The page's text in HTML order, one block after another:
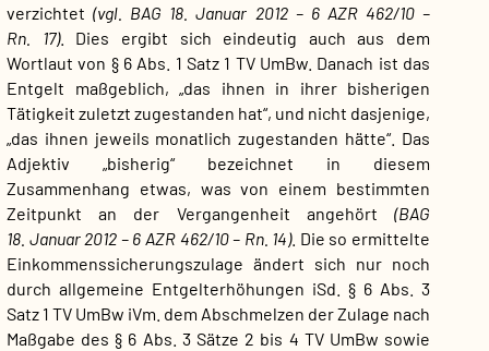
verzichtet (vgl. BAG 18. Januar 2012 – 6 AZR 462/10 –
Rn. 17). Dies ergibt sich eindeutig auch aus dem
Wortlaut von § 6 Abs. 1 Satz 1 TV UmBw. Danach ist das
Entgelt maßgeblich, „das ihnen in ihrer bisherigen
Tätigkeit zuletzt zugestanden hat“, und nicht dasjenige,
„das ihnen jeweils monatlich zugestanden hätte“. Das
Adjektiv „bisherig“ bezeichnet in diesem
Zusammenhang etwas, was von einem bestimmten
Zeitpunkt an der Vergangenheit angehört
(BAG
18. Januar 2012 – 6 AZR 462/10 – Rn. 14). Die so ermittelte
Einkommenssicherungszulage ändert sich nur noch
durch allgemeine Entgelterhöhungen iSd. § 6 Abs. 3
Satz 1 TV UmBw iVm. dem Abschmelzen der Zulage nach
Maßgabe des § 6 Abs. 3 Sätze 2 bis 4 TV UmBw sowie